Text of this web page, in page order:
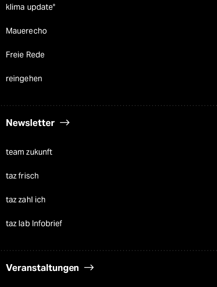
klima update°
Mauerecho
Freie Rede
reingehen
Newsletter
team zukunft
taz frisch
taz zahl ich
taz lab Infobrief
Veranstaltungen